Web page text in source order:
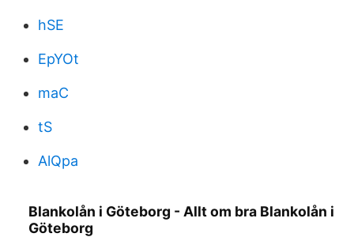
hSE
EpYOt
maC
tS
AlQpa
Blankolån i Göteborg - Allt om bra Blankolån i
Göteborg